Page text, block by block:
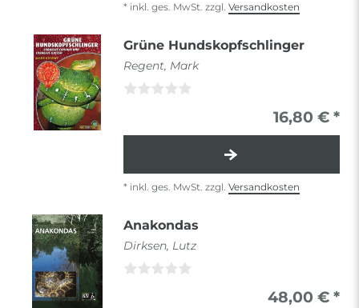
* inkl. ges. MwSt. zzgl. Versandkosten
Grüne Hundskopfschlinger
Regent, Mark
16,80 € *
* inkl. ges. MwSt. zzgl. Versandkosten
Anakondas
Dirksen, Lutz
48,00 € *